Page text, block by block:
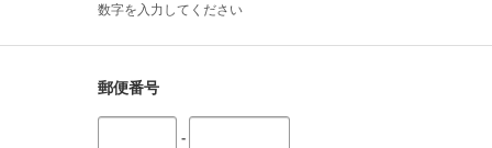
数字を入力してください
郵便番号
-